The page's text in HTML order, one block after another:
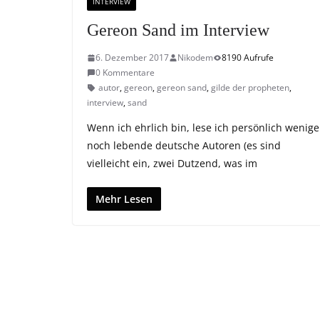
Gereon Sand im Interview
6. Dezember 2017 Nikodem
8190 Aufrufe
0 Kommentare
autor,gereon,gereon sand,gilde der propheten,
interview,sand
Wenn ich ehrlich bin, lese ich persönlich wenige
noch lebende deutsche Autoren (es sind
vielleicht ein, zwei Dutzend, was im
Mehr Lesen